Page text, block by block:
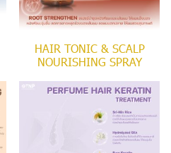
HAIR TONIC & SCALP
NOURISHING SPRAY